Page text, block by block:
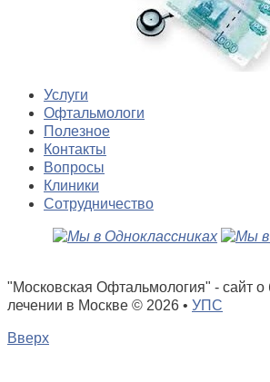
Услуги
Офтальмологи
Полезное
Контакты
Вопросы
Клиники
Сотрудничество
"Московская Офтальмология" - сайт о
лечении в Москве © 2026 • УПС
Вверх